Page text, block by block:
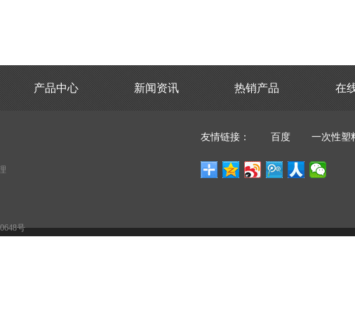
产品中心 新闻资讯 热销产品 在
号
友情链接： 百度 一次性塑